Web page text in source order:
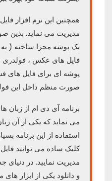
همچنین این نرم افزار
مدیریت می نماید. بدین
یک پوشه مجزا ساخته (
فایل های عکس ، فولدری
پوشه ای برای فایل های
صورت منظم داخل این
برنامه آی دی ام از زبان
می نماید که یکی از آن
استفاده از این برنامه
کلیک ساده می توانید
مدیریت نمایید. در دنیای
و دانلود یکی از ابزار